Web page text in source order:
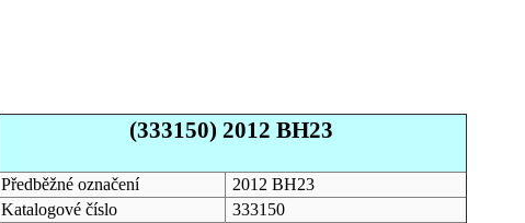
(333150) 2012 BH23
Předběžné označení
2012 BH23
Katalogové číslo
333150